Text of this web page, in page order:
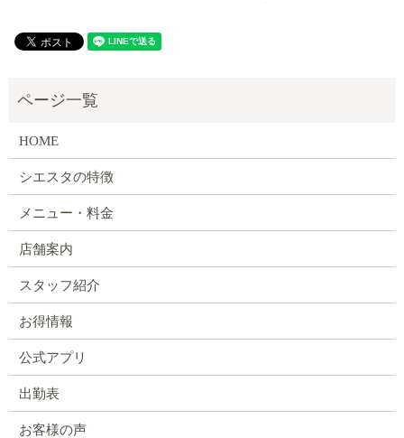
HOME
シエスタの特徴
メニュー・料金
店舗案内
スタッフ紹介
お得情報
公式アプリ
出勤表
お客様の声